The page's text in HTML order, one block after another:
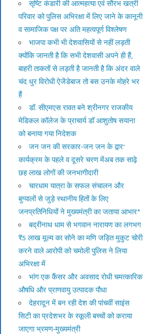
सृष्टि कंडारी की आत्महत्या एवं सौरभ खत्री
परिवार को पुलिस अभिरक्षा में लिए जाने के कानूनी
व सामाजिक पक्ष पर अति महत्वपूर्ण विश्लेषण
भाजपा कभी भी देशवासियों से नहीं लड़ती
क्योंकि जानती है कि सभी देशवासी अपने ही हैं,
बाहरी ताकतों से लड़ती है जानती है कि अंदर वाले
चंद धुर विरोधी ऐजेंडेबाज तो बस उनके मोहरे भर
हैं
डॉ. सीएमएस रावत बने श्रीनगर राजकीय
मेडिकल कॉलेज के प्राचार्य डॉ आशुतोष सयाना
को बनाया गया निदेशक
जन जन की सरकार-जन जन के द्वार’
कार्यक्रम के पहले व दूसरे चरण मेंअब तक साढ़े
छह लाख लोगों की जनभागीदारी
चारधाम यात्रा के सफल संचालन और
बुग्यालों से जुड़े स्थानीय हितों के लिए
जनप्रतिनिधियों ने मुख्यमंत्री का जताया आभार*
बद्रीनाथ धाम से भगवान नारायण का लगभग
₹5 लाख मूल्य का सोने का मणि जड़ित मुकुट चोरी
करने वाले आरोपी को चमोली पुलिस ने लिया
अभिरक्षा में
भांग एक कैंसर और अवसाद रोधी चमत्कारिक
औषधि और प्राणवायु उत्पादक पौधा
देहरादून में बन रही देश की पांचवीं साइंस
सिटी का प्रदेशभर के स्कूली बच्चों को कराया
जाएगा भ्रमण-मुख्यमंत्री